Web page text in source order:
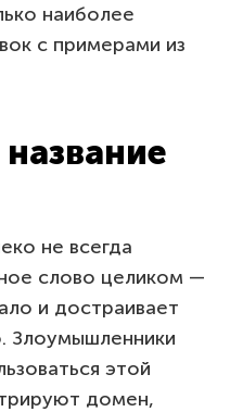
наиболее
с примерами из
не всегда
слово целиком —
и достраивает
Злоумышленники
этой
домен,